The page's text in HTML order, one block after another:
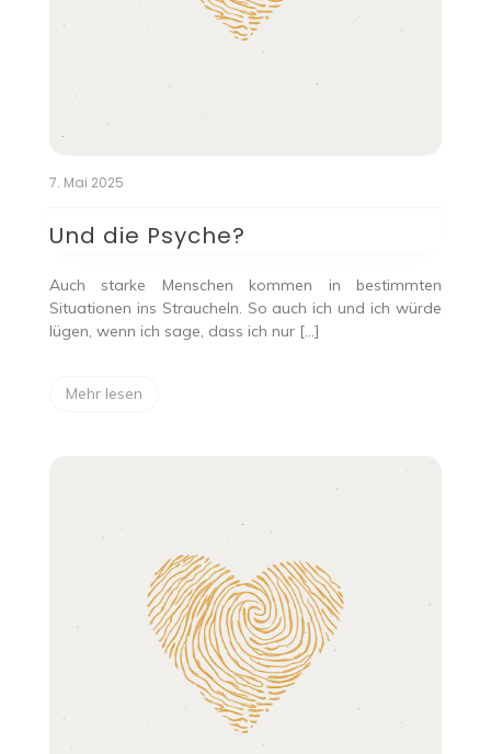
7. Mai 2025
Und die Psyche?
Auch starke Menschen kommen in bestimmten
Situationen ins Straucheln. So auch ich und ich würde
lügen, wenn ich sage, dass ich nur […]
Mehr lesen